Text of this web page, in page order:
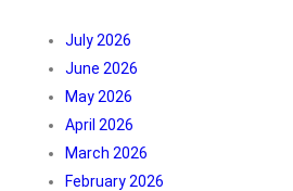
July 2026
June 2026
May 2026
April 2026
March 2026
February 2026